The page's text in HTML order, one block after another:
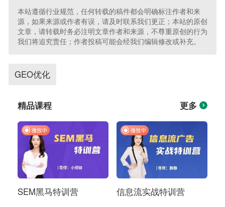
本站遵循行业规范，任何转载的稿件都会明确标注作者和来
源，如果来源或作者有误，请及时联系我们更正；本站的原创
文章，请转载时务必注明文章作者和来源，不尊重原创的行为
我们将追究责任；作者投稿可能会经我们编辑修改或补充。
GEO优化
精品课程 更多
SEM黑马特训营 信息流实战特训营